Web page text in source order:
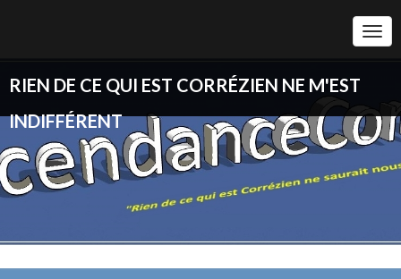
RIEN DE CE QUI EST CORRÉZIEN NE M'EST
INDIFFÉRENT